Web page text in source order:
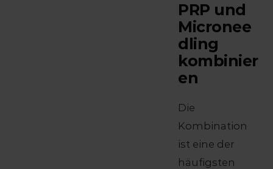
PRP und
Micronee
dling
kombinier
en
Die
Kombination
ist eine der
häufigsten